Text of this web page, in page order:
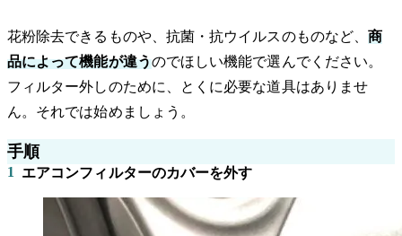
花粉除去できるものや、抗菌・抗ウイルスのものなど、 商
品によって機能が違うのでほしい機能で選んでください。
フィルター外しのために、とくに必要な道具はありませ
ん。それでは始めましょう。
手順
1 エアコンフィルターのカバーを外す